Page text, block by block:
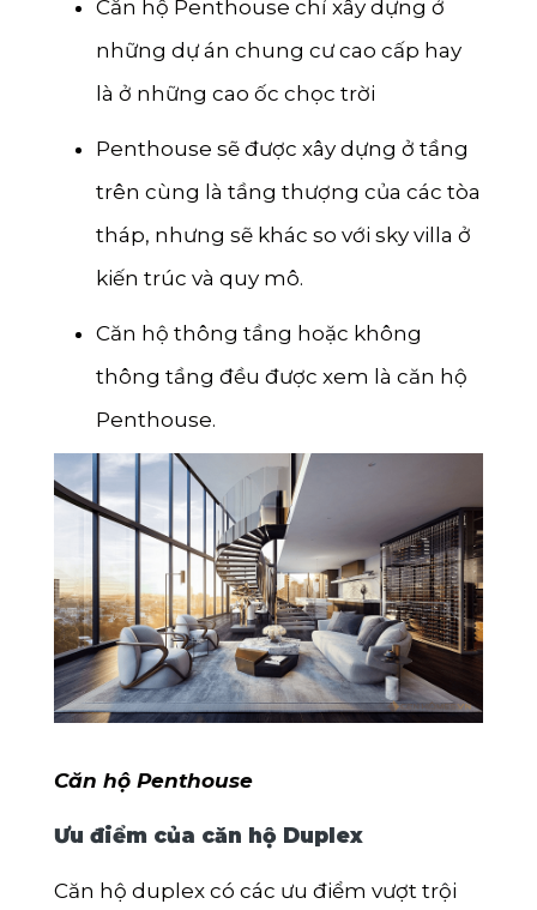
Căn hộ Penthouse chỉ xây dựng ở
những dự án chung cư cao cấp hay
là ở những cao ốc chọc trời
Penthouse sẽ được xây dựng ở tầng
trên cùng là tầng thượng của các tòa
tháp, nhưng sẽ khác so với sky villa ở
kiến trúc và quy mô.
Căn hộ thông tầng hoặc không
thông tầng đều được xem là căn hộ
Penthouse.
Căn hộ Penthouse
Ưu điểm của căn hộ Duplex
Căn hộ duplex có các ưu điểm vượt trội